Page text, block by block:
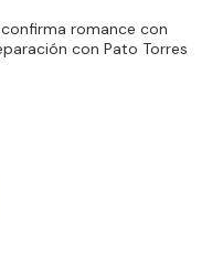
romance con
con Pato Torres